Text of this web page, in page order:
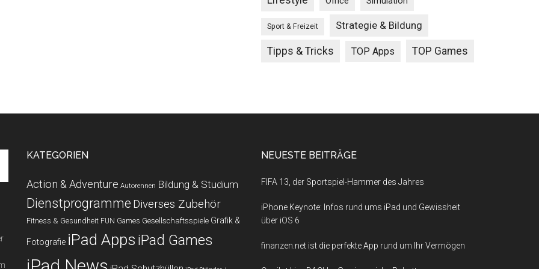
Sport & Freizeit Strategie & Bildung
Tipps & Tricks TOP Apps TOP Games
KATEGORIEN
Action & Adventure Autorennen Bildung & Studium
Dienstprogramme Diverses Zubehör
Fitness & Gesundheit FUN Games Gesellschaftsspiele Grafik &
Fotografie iPad Apps iPad Games
NEUESTE BEITRÄGE
FIFA 13, der Sportspiel-Hammer des Jahres
iPhone Keynote: Infos rund ums iPad und Gewissheit
über iOS 6
finanzen.net ist die perfekte App rund um Ihr Vermögen